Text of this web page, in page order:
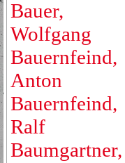
Bauer,
Wolfgang
Bauernfeind,
Anton
Bauernfeind,
Ralf
Baumgartner,